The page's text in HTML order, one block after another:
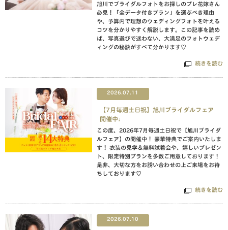
旭川でブライダルフォトをお探しのプレ花嫁さん
必見！「全データ付きプラン」を選ぶべき理由
や、予算内で理想のウェディングフォトを叶える
コツを分かりやすく解説します。この記事を読め
ば、写真選びで迷わない、大満足のフォトウェデ
ィングの秘訣がすべて分かります♡
続きを読む
2026.07.11
【7月毎週土日祝】旭川ブライダルフェア
開催中♩
この度、2026年7月毎週土日祝で【旭川ブライダ
ルフェア】の開催中！ 豪華特典でご案内いたしま
す！ 衣装の見学＆無料試着会や、嬉しいプレゼン
ト、限定特別プランを多数ご用意しております！
是非、大切な方をお誘い合わせの上ご来場をお待
ちしております♡
続きを読む
2026.07.10